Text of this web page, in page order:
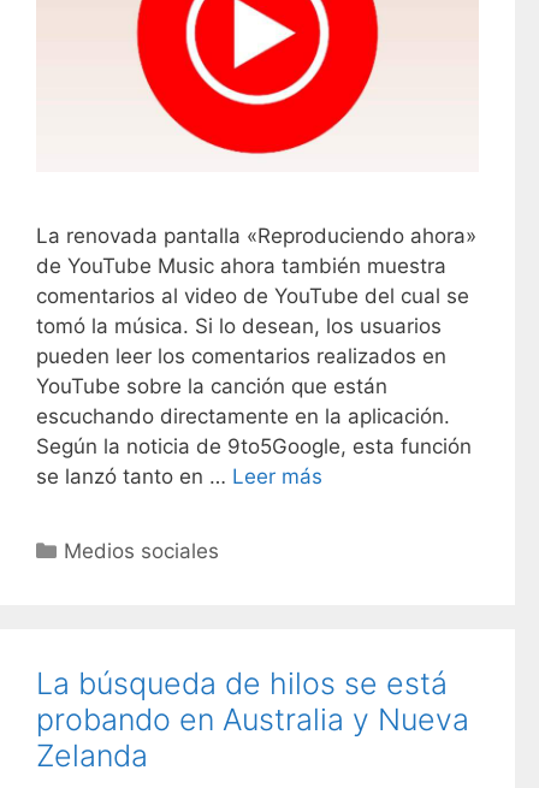
La renovada pantalla «Reproduciendo ahora»
de YouTube Music ahora también muestra
comentarios al video de YouTube del cual se
tomó la música. Si lo desean, los usuarios
pueden leer los comentarios realizados en
YouTube sobre la canción que están
escuchando directamente en la aplicación.
Según la noticia de 9to5Google, esta función
se lanzó tanto en … Leer más
C
o
r
í
Medios sociales
La búsqueda de hilos se está
probando en Australia y Nueva
Zelanda